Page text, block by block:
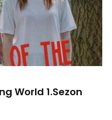
World 1.Sezon